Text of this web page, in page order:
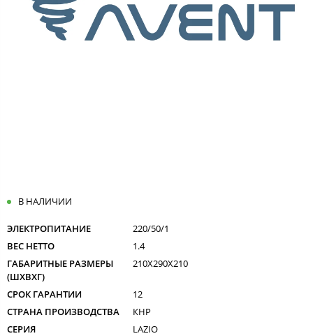
В НАЛИЧИИ
ЭЛЕКТРОПИТАНИЕ
220/50/1
ВЕС НЕТТО
1.4
ГАБАРИТНЫЕ РАЗМЕРЫ
(ШXВXГ)
210X290X210
СРОК ГАРАНТИИ
12
СТРАНА ПРОИЗВОДСТВА
КНР
СЕРИЯ
LAZIO